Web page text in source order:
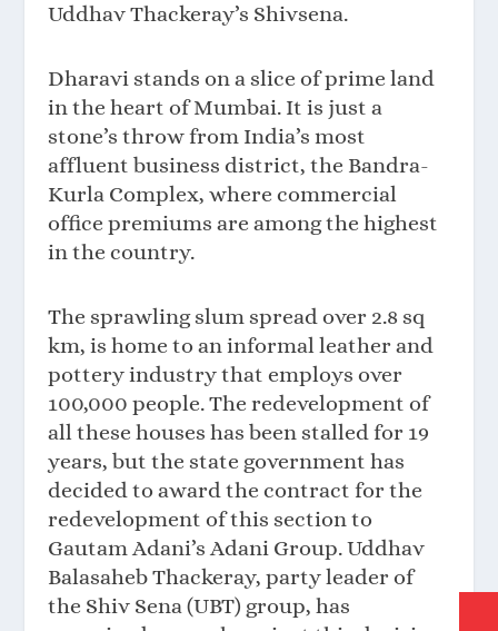
Uddhav Thackeray’s Shivsena.
Dharavi stands on a slice of prime land
in the heart of Mumbai. It is just a
stone’s throw from India’s most
affluent business district, the Bandra-
Kurla Complex, where commercial
office premiums are among the highest
in the country.
The sprawling slum spread over 2.8 sq
km, is home to an informal leather and
pottery industry that employs over
100,000 people. The redevelopment of
all these houses has been stalled for 19
years, but the state government has
decided to award the contract for the
redevelopment of this section to
Gautam Adani’s Adani Group. Uddhav
Balasaheb Thackeray, party leader of
the Shiv Sena (UBT) group, has